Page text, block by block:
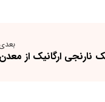
ارگانیک از معدن